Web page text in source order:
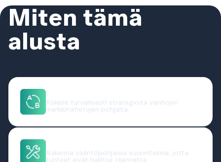
Assistista
Miten tämä
alusta
Testaa ideoitasi
Kokeile turvallisesti strategioita vanhojen
markkinatietojen pohjalta.
Tee objektiivisia päätöksiä
Rakenna sääntöpohjaisia suunnitelmia, jotta
tunteet eivät hallitse tilannetta.